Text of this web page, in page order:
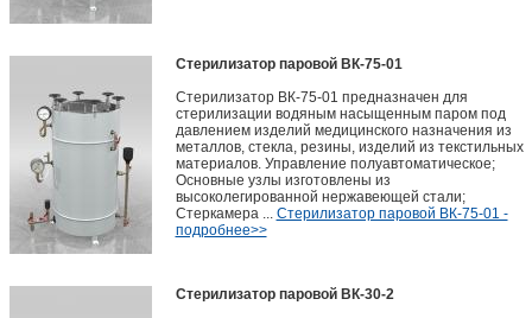
Стерилизатор паровой ВК-75-01
Стерилизатор ВК-75-01 предназначен для
стерилизации водяным насыщенным паром под
давлением изделий медицинского назначения из
металлов, стекла, резины, изделий из текстильных
материалов. Управление полуавтоматическое;
Основные узлы изготовлены из
высоколегированной нержавеющей стали;
Стеркамера ... Стерилизатор паровой ВК-75-01 -
подробнее>>
Стерилизатор паровой ВК-30-2